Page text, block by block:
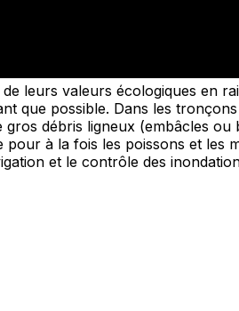
leurs valeurs écologiques en
que possible. Dans les
débris ligneux (embâcles
à la fois les poissons et
et le contrôle des